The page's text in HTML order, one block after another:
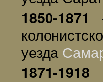
1850-1871
уезда
1871-1918